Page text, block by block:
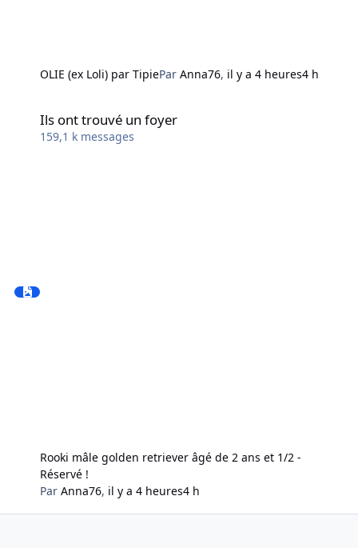
OLIE (ex Loli) par TipieParAnna76, il y a 4 heures4 h
Ils ont trouvé un foyer
159,1 k messages
Rooki mâle golden retriever âgé de 2 ans et 1/2 -
Réservé !
ParAnna76, il y a 4 heures4 h